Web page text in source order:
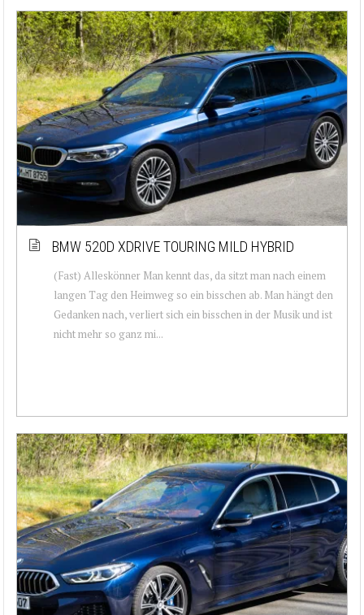
BMW 520D XDRIVE TOURING MILD HYBRID
(Fast) Alleskönner Man kennt das, da sitzt man nach einem
langen Tag den Heimweg so ein bisschen ab. Man hängt den
Gedanken nach, verliert sich ein bisschen in der Musik und ist
nicht mehr so ganz mi...